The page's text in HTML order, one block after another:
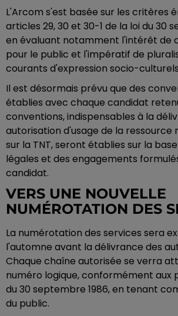
L'Arcom s'est basée sur les critères
articles 29, 30 et 30-1 de la loi du 30
en évaluant notamment l'intérêt de
pour le public et l'impératif de
courants d'expression socio-
Il est désormais prévu que des
établies avec chaque candidat
conventions, indispensables à la
autorisation d'usage de la ressource
sur la TNT, seront établies sur la
légales et des engagements
candidat.
VERS UNE NOUVELLE
NUMÉROTATION DES
La numérotation des services sera
l'automne avant la délivrance des
Chaque chaîne autorisée se verra
numéro logique, conformément aux
du 30 septembre 1986, en tenant
du public.